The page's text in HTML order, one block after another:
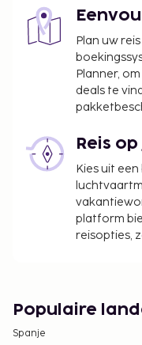
Plan uw
Planner,
deals te
Reis
Kies uit
platform
reisopties,
Populaire
Spanje